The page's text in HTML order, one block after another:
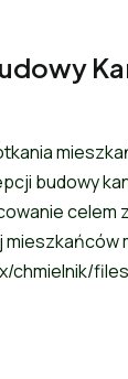
budowy
celem
chmielnik/